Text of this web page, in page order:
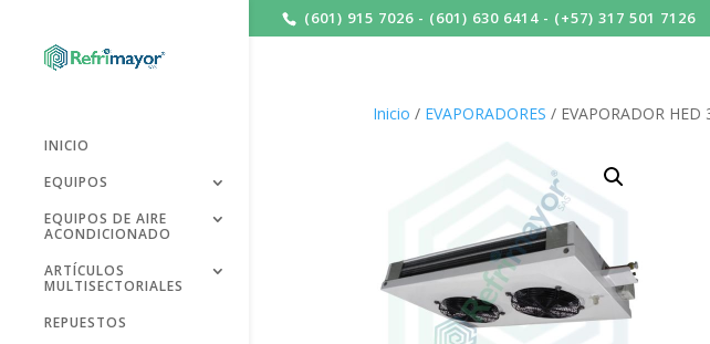
(601) 915 7026 - (601) 630 6414 - (+57) 317 501 7126
INICIO
EQUIPOS
EQUIPOS DE AIRE
ACONDICIONADO
ARTÍCULOS
MULTISECTORIALES
REPUESTOS
Inicio / EVAPORADORES / EVAPORADOR HED